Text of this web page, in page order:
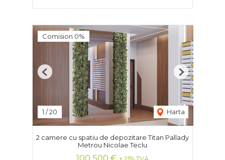
Comision 0%
1 /20 Harta
Previous Next
2 camere cu spatiu de depozitare Titan Pallady
Metrou Nicolae Teclu